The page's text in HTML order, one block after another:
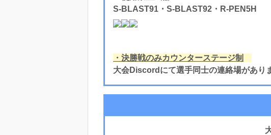
S-BLAST91・S-BLAST92・R-PEN5H
・決勝戦のみカウンターステージ制
大会Discordにて選手同士の連絡場があり